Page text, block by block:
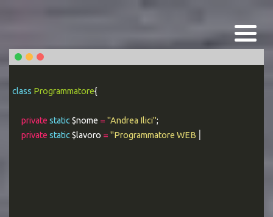
class Programmatore{
private static$nome = "Andrea Ilici";
private static$lavoro = "Programmatore WEB Esperto"